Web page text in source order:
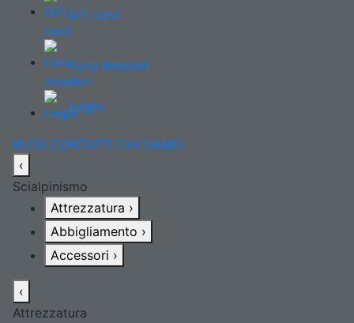
Gift card
Lista desideri
Login
BLOG CONTATTI CHI SIAMO
‹
Scialpinismo
Attrezzatura ›
Abbigliamento ›
Accessori ›
‹
Attrezzatura